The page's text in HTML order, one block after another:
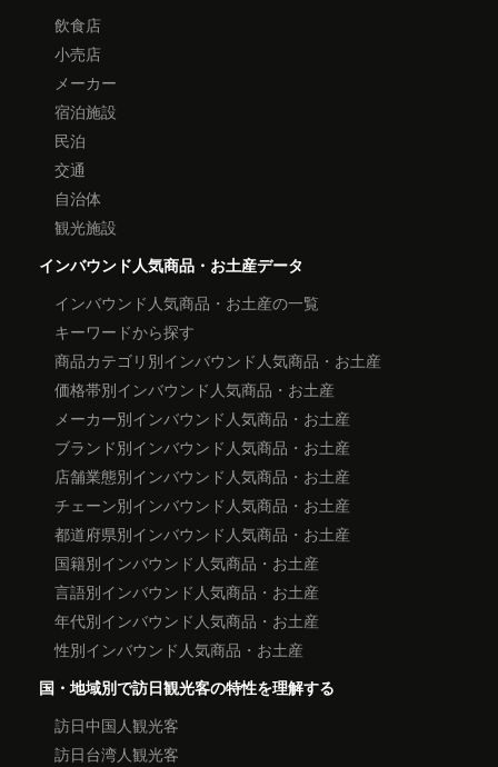
飲食店
小売店
メーカー
宿泊施設
民泊
交通
自治体
観光施設
インバウンド人気商品・お土産データ
インバウンド人気商品・お土産の一覧
キーワードから探す
商品カテゴリ別インバウンド人気商品・お土産
価格帯別インバウンド人気商品・お土産
メーカー別インバウンド人気商品・お土産
ブランド別インバウンド人気商品・お土産
店舗業態別インバウンド人気商品・お土産
チェーン別インバウンド人気商品・お土産
都道府県別インバウンド人気商品・お土産
国籍別インバウンド人気商品・お土産
言語別インバウンド人気商品・お土産
年代別インバウンド人気商品・お土産
性別インバウンド人気商品・お土産
国・地域別で訪日観光客の特性を理解する
訪日中国人観光客
訪日台湾人観光客